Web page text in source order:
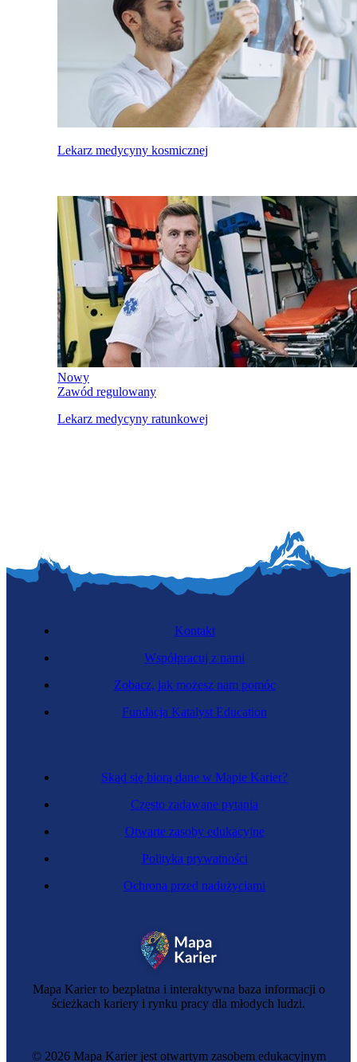
Lekarz medycyny kosmicznej
Nowy
Zawód regulowany
Lekarz medycyny ratunkowej
Mapa Karier to bezpłatna i interaktywna baza informacji o
ścieżkach kariery i rynku pracy dla młodych ludzi.
Skąd się biorą dane w Mapie Karier?
Często zadawane pytania
Otwarte zasoby edukacyjne
Polityka prywatności
Ochrona przed nadużyciami
Kontakt
Współpracuj z nami
Zobacz, jak możesz nam pomóc
Fundacja Katalyst Education
© 2026 Mapa Karier jest otwartym zasobem edukacyjnym